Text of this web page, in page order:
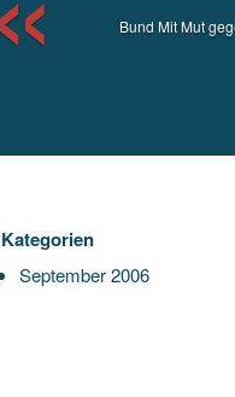
Bund Mit Mut
Kategorien
September 2006